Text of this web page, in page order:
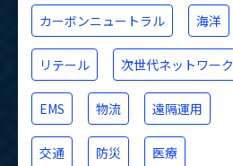
カーボンニュートラル 海洋
リテール 次世代ネットワーク
EMS 物流 遠隔運用
交通 防災 医療